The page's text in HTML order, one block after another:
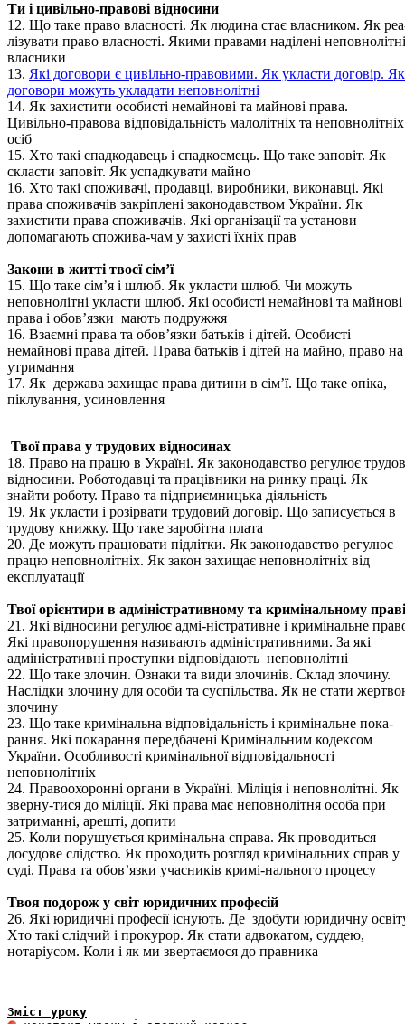
Ти і цивільно-правові відносини
12. Що таке право власності. Як людина стає власником. Як
лізувати право власності. Якими правами наділені неповнолітні
власники
13. Які договори є цивільно-правовими. Як укласти договір.
договори можуть укладати неповнолітні
14. Як захистити особисті немайнові та майнові права.
Цивільно-правова відповідальність малолітніх та неповнолітніх
осіб
15. Хто такі спадкодавець і спадкоємець. Що таке заповіт. Як
скласти заповіт. Як успадкувати майно
16. Хто такі споживачі, продавці, виробники, виконавці. Які
права споживачів закріплені законодавством України. Як
захистити права споживачів. Які організації та установи
допомагають спожива-чам у захисті їхніх прав
Закони в житті твоєї сім’ї
15. Що таке сім’я і шлюб. Як укласти шлюб. Чи можуть
неповнолітні укласти шлюб. Які особисті немайнові та майнові
права і обов’язки мають подружжя
16. Взаємні права та обов’язки батьків і дітей. Особисті
немайнові права дітей. Права батьків і дітей на майно, право на
утримання
17. Як держава захищає права дитини в сім’ї. Що таке опіка,
піклування, усиновлення
Твої права у трудових відносинах
18. Право на працю в Україні. Як законодавство регулює
відносини. Роботодавці та працівники на ринку праці. Як
знайти роботу. Право та підприємницька діяльність
19. Як укласти і розірвати трудовий договір. Що записується в
трудову книжку. Що таке заробітна плата
20. Де можуть працювати підлітки. Як законодавство регулює
працю неповнолітніх. Як закон захищає неповнолітніх від
експлуатації
Твої орієнтири в адміністративному та кримінальному праві
21. Які відносини регулює адмі-ністративне і кримінальне
Які правопорушення називають адміністративними. За які
адміністративні проступки відповідають неповнолітні
22. Що таке злочин. Ознаки та види злочинів. Склад злочину.
Наслідки злочину для особи та суспільства. Як не стати
злочину
23. Що таке кримінальна відповідальність і кримінальне пока-
рання. Які покарання передбачені Кримінальним кодексом
України. Особливості кримінальної відповідальності
неповнолітніх
24. Правоохоронні органи в Україні. Міліція і неповнолітні. Як
зверну-тися до міліції. Які права має неповнолітня особа при
затриманні, арешті, допити
25. Коли порушується кримінальна справа. Як проводиться
досудове слідство. Як проходить розгляд кримінальних справ у
суді. Права та обов’язки учасників кримі-нального процесу
Твоя подорож у світ юридичних професій
26. Які юридичні професії існують. Де здобути юридичну
Хто такі слідчий і прокурор. Як стати адвокатом, суддею,
нотаріусом. Коли і як ми звертаємося до правника
Зміст уроку